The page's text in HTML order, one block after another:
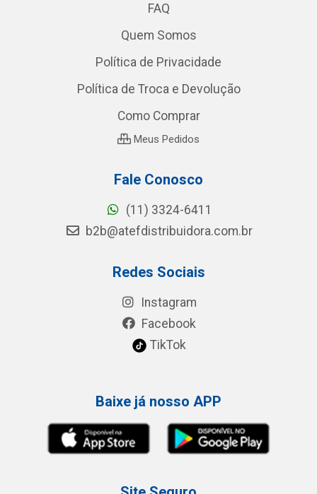
FAQ
Quem Somos
Política de Privacidade
Política de Troca e Devolução
Como Comprar
Meus Pedidos
Fale Conosco
(11) 3324-6411
b2b@atefdistribuidora.com.br
Redes Sociais
Instagram
Facebook
TikTok
Baixe já nosso APP